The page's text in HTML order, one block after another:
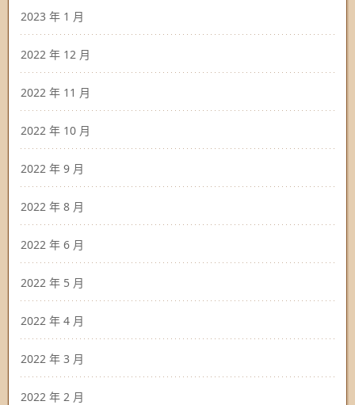
2023 年 1 月
2022 年 12 月
2022 年 11 月
2022 年 10 月
2022 年 9 月
2022 年 8 月
2022 年 6 月
2022 年 5 月
2022 年 4 月
2022 年 3 月
2022 年 2 月